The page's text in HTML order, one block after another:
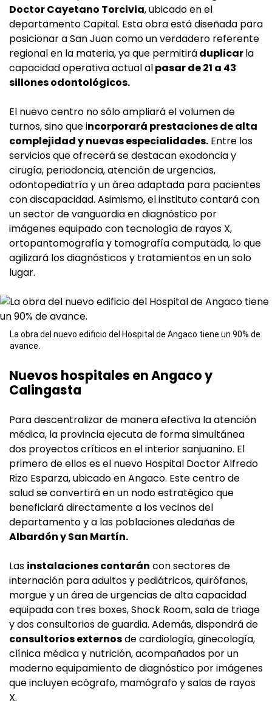
Doctor Cayetano Torcivia, ubicado en el
departamento Capital. Esta obra está diseñada para
posicionar a San Juan como un verdadero referente
regional en la materia, ya que permitiráduplicarla
capacidad operativa actual alpasar de 21 a 43
sillones odontológicos.
El nuevo centro no sólo ampliará el volumen de
turnos, sino que incorporará prestaciones de alta
complejidad y nuevas especialidades. Entre los
servicios que ofrecerá se destacan exodoncia y
cirugía, periodoncia, atención de urgencias,
odontopediatría y un área adaptada para pacientes
con discapacidad. Asimismo, el instituto contará con
un sector de vanguardia en diagnóstico por
imágenes equipado con tecnología de rayos X,
ortopantomografía y tomografía computada, lo que
agilizará los diagnósticos y tratamientos en un solo
lugar.
La obra del nuevo edificio del Hospital de Angaco tiene un 90% de
avance.
Nuevos hospitales en Angaco y
Calingasta
Para descentralizar de manera efectiva la atención
médica, la provincia ejecuta de forma simultánea
dos proyectos críticos en el interior sanjuanino. El
primero de ellos es el nuevo Hospital Doctor Alfredo
Rizo Esparza, ubicado en Angaco. Este centro de
salud se convertirá en un nodo estratégico que
beneficiará directamente a los vecinos del
departamento y a las poblaciones aledañas de
Albardón y San Martín.
Las instalaciones contarán con sectores de
internación para adultos y pediátricos, quirófanos,
morgue y un área de urgencias de alta capacidad
equipada con tres boxes, Shock Room, sala de triage
y dos consultorios de guardia. Además, dispondrá de
consultorios externosde cardiología, ginecología,
clínica médica y nutrición, acompañados por un
moderno equipamiento de diagnóstico por imágenes
que incluyen ecógrafo, mamógrafo y salas de rayos
X.